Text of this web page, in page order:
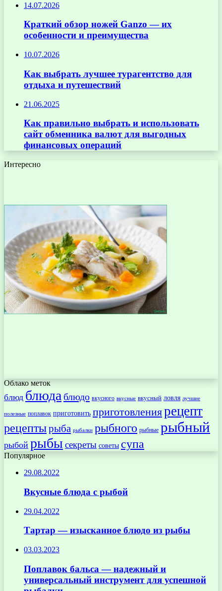
14.07.2026
Краткий обзор ножей Ganzo — их
особенности и преимущества
10.07.2026
Как выбрать лучшее турагентство для
отдыха и путешествий
21.06.2025
Как правильно выбрать и использовать
сайт обменника валют для выгодных
финансовых операций
Интересно
Облако меток
блюд блюда блюдо вкусного вкусные вкусный ловля лучшие
полезные поплавок приготовить приготовлениярецепт
рецептырыба рыбалки рыбного рыбные рыбный
рыбой рыбысекреты советы супа
Популярное
29.08.2022
Вкусные блюда с рыбой
29.04.2022
Тартар — изысканное блюдо из рыбы
03.03.2023
Поплавок бальса — надежный и
универсальный инструмент для успешной